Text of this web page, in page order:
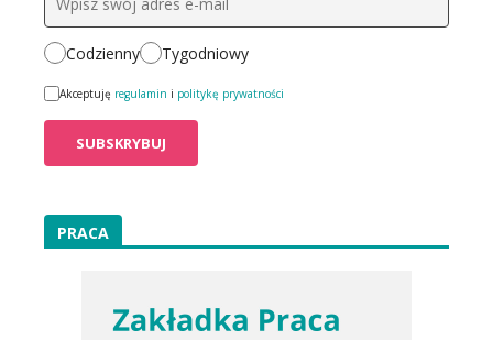
Codzienny Tygodniowy
Akceptuję regulamin i politykę prywatności
PRACA